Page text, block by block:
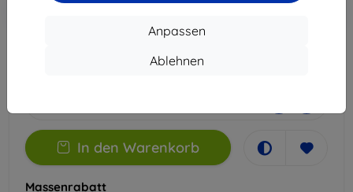
Anpassen
Ablehnen
In den Warenkorb
Massenrabatt